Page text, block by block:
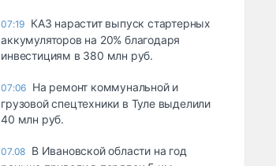
07:19 КАЗ нарастит выпуск стартерных
аккумуляторов на 20% благодаря
инвестициям в 380 млн руб.
07:06 На ремонт коммунальной и
грузовой спецтехники в Туле выделили
40 млн руб.
07.08 В Ивановской области на год